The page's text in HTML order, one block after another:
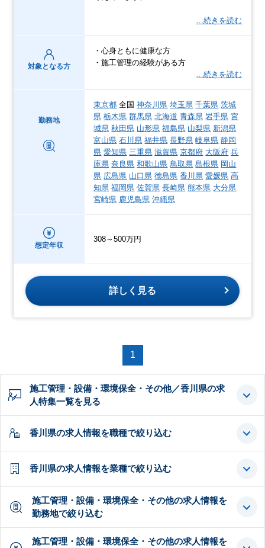
…続きを読む
対象となる方
・心身ともに健康な方
・施工管理の経験がある方
…続きを読む
勤務地
東京都 全国神奈川県 埼玉県 千葉県 茨城
県 栃木県 群馬県 北海道 青森県 岩手県 宮
城県 秋田県 山形県 福島県 山梨県 新潟県
富山県 石川県 福井県 長野県 岐阜県 静岡
県 愛知県 三重県 滋賀県 京都府 大阪府 兵
庫県 奈良県 和歌山県 鳥取県 島根県 岡山
県 広島県 山口県 徳島県 香川県 愛媛県 高
知県 福岡県 佐賀県 長崎県 熊本県 大分県
宮崎県 鹿児島県 沖縄県
想定年収
308～500万円
詳しく見る
1
施工管理・設備・環境保全・その他／香川県の求
人特集一覧を見る
香川県の求人情報を職種で絞り込む
香川県の求人情報を業種で絞り込む
施工管理・設備・環境保全・その他の求人情報を
勤務地で絞り込む
施工管理・設備・環境保全・その他の求人情報を